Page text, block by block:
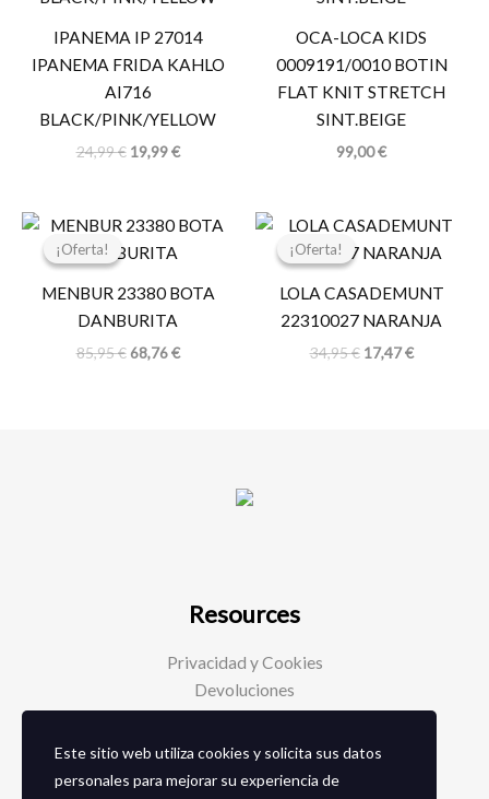
IPANEMA IP 27014
IPANEMA FRIDA KAHLO
AI716
BLACK/PINK/YELLOW
24,99€ 19,99€
OCA-LOCA KIDS
0009191/0010 BOTIN
FLAT KNIT STRETCH
SINT.BEIGE
99,00€
¡Oferta!
¡Oferta!
MENBUR 23380 BOTA
DANBURITA
85,95€
El
original
85,95 €.
68,76€
El
68,76 €.
¡Oferta!
¡Oferta!
LOLA CASADEMUNT
22310027 NARANJA
34,95€
El
original
34,95 €.
17,47€
El
actual
17,47 €.
Resources
Privacidad y Cookies
Devoluciones
Social Media
Este sitio web utiliza cookies y solicita sus datos
personales para mejorar su experiencia de